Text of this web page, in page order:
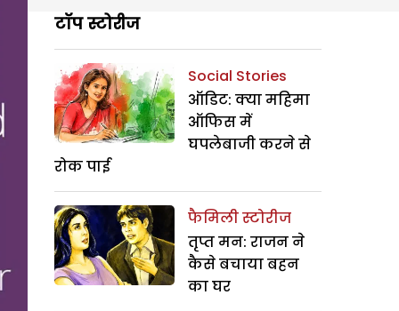
टॉप स्टोरीज
Social Stories
ऑडिट: क्या महिमा
ऑफिस में
घपलेबाजी करने से
रोक पाई
फैमिली स्टोरीज
तृप्त मन: राजन ने
कैसे बचाया बहन
का घर